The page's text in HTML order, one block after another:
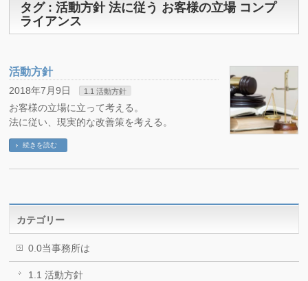
タグ : 活動方針 法に従う お客様の立場 コンプ
ライアンス
活動方針
2018年7月9日 1.1 活動方針
お客様の立場に立って考える。
法に従い、現実的な改善策を考える。
続きを読む
カテゴリー
0.0当事務所は
1.1 活動方針